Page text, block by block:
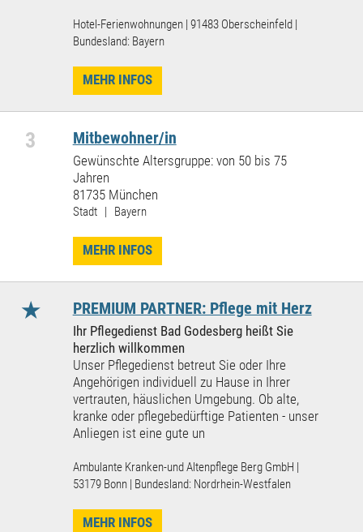
Hotel-Ferienwohnungen | 91483 Oberscheinfeld |
Bundesland: Bayern
MEHR INFOS
3 Mitbewohner/in
Gewünschte Altersgruppe: von 50 bis 75
Jahren
81735 München
Stadt | Bayern
MEHR INFOS
★ PREMIUM PARTNER: Pflege mit Herz
Ihr Pflegedienst Bad Godesberg heißt Sie
herzlich willkommen
Unser Pflegedienst betreut Sie oder Ihre
Angehörigen individuell zu Hause in Ihrer
vertrauten, häuslichen Umgebung. Ob alte,
kranke oder pflegebedürftige Patienten - unser
Anliegen ist eine gute un
Ambulante Kranken-und Altenpflege Berg GmbH |
53179 Bonn | Bundesland: Nordrhein-Westfalen
MEHR INFOS